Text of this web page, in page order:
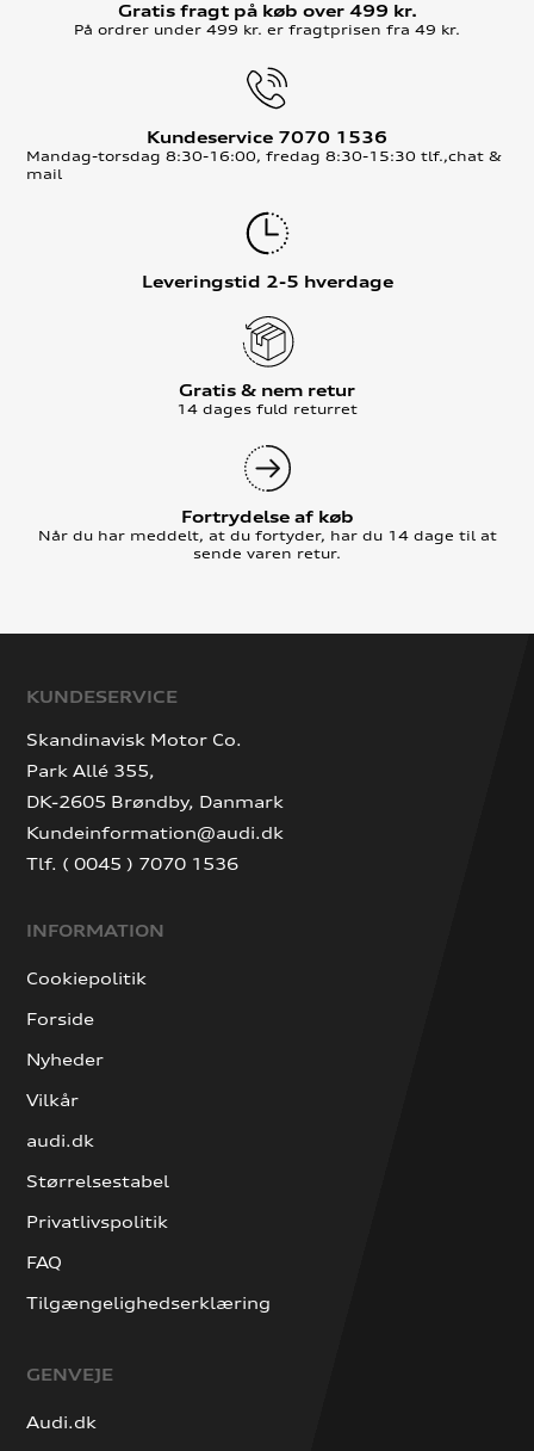
Gratis fragt på køb over 499 kr.
På ordrer under 499 kr. er fragtprisen fra 49 kr.
Kundeservice 7070 1536
Mandag-torsdag 8:30-16:00, fredag 8:30-15:30 tlf.,chat &
mail
Leveringstid 2-5 hverdage
Gratis & nem retur
14 dages fuld returret
Fortrydelse af køb
Når du har meddelt, at du fortyder, har du 14 dage til at
sende varen retur.
KUNDESERVICE
Skandinavisk Motor Co.
Park Allé 355,
DK-2605 Brøndby, Danmark
Kundeinformation@audi.dk
Tlf. ( 0045 ) 7070 1536
INFORMATION
Cookiepolitik
Forside
Nyheder
Vilkår
audi.dk
Størrelsestabel
Privatlivspolitik
FAQ
Tilgængelighedserklæring
GENVEJE
Audi.dk